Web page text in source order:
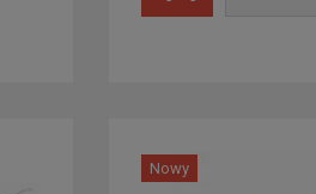
Nowy